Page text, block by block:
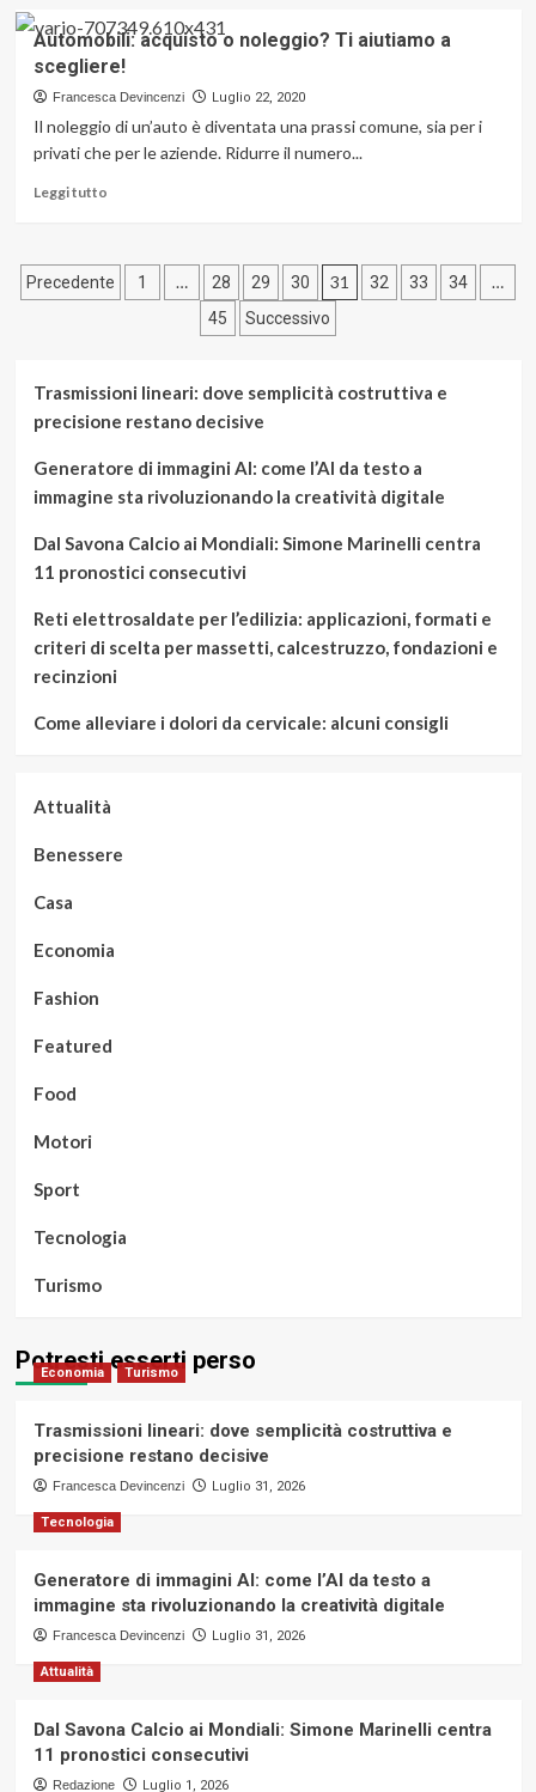
su
Olio
di
Cbd,
cresce
anche
Automobili: acquisto o noleggio? Ti aiutiamo a
scegliere!
Francesca Devincenzi Luglio 22, 2020
Il noleggio di un’auto è diventata una prassi comune, sia per i
privati che per le aziende. Ridurre il numero...
Leggi tuttoLeggi
Automobili:
acquisto
aiutiamo
a
Paginazione
Precedente 1 … 28 29 30 31 32 33 34 …
45 Successivo
Trasmissioni lineari: dove semplicità costruttiva e
precisione restano decisive
Generatore di immagini AI: come l’AI da testo a
immagine sta rivoluzionando la creatività digitale
Dal Savona Calcio ai Mondiali: Simone Marinelli centra
11 pronostici consecutivi
Reti elettrosaldate per l’edilizia: applicazioni, formati e
criteri di scelta per massetti, calcestruzzo, fondazioni e
recinzioni
Come alleviare i dolori da cervicale: alcuni consigli
Attualità
Benessere
Casa
Economia
Fashion
Featured
Food
Motori
Sport
Tecnologia
Turismo
Potresti esserti perso
Economia Turismo
Trasmissioni lineari: dove semplicità costruttiva e
precisione restano decisive
Francesca Devincenzi Luglio 31, 2026
Tecnologia
Generatore di immagini AI: come l’AI da testo a
immagine sta rivoluzionando la creatività digitale
Francesca Devincenzi Luglio 31, 2026
Attualità
Dal Savona Calcio ai Mondiali: Simone Marinelli centra
11 pronostici consecutivi
Redazione Luglio 1, 2026